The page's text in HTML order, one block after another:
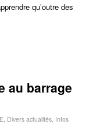
qu’outre des
au barrage
Divers actualités, Infos